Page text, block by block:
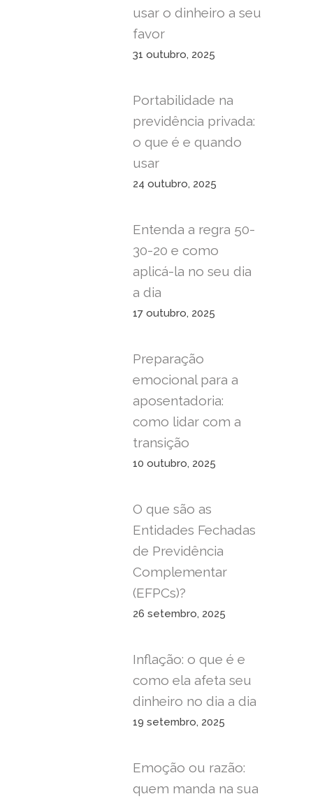
usar o dinheiro a seu
favor
31 outubro, 2025
Portabilidade na
previdência privada:
o que é e quando
usar
24 outubro, 2025
Entenda a regra 50-
30-20 e como
aplicá-la no seu dia
a dia
17 outubro, 2025
Preparação
emocional para a
aposentadoria:
como lidar com a
transição
10 outubro, 2025
O que são as
Entidades Fechadas
de Previdência
Complementar
(EFPCs)?
26 setembro, 2025
Inflação: o que é e
como ela afeta seu
dinheiro no dia a dia
19 setembro, 2025
Emoção ou razão:
quem manda na sua